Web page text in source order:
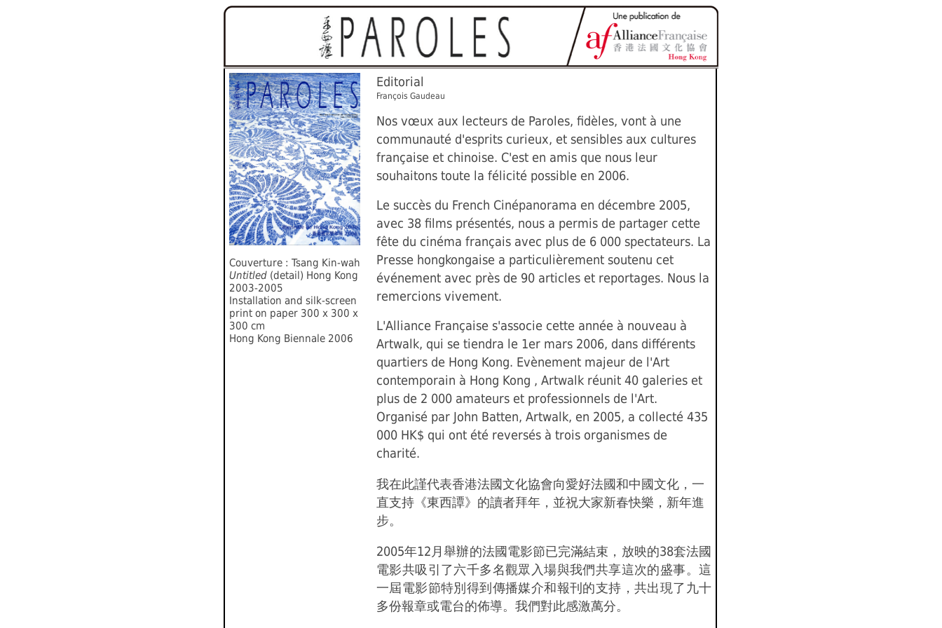
Couverture : Tsang Kin-wah
Untitled (detail) Hong Kong
2003-2005
Installation and silk-screen
print on paper 300 x 300 x
300 cm
Hong Kong Biennale 2006
Editorial
François Gaudeau
Nos vœux aux lecteurs de Paroles, fidèles, vont à une
communauté d'esprits curieux, et sensibles aux cultures
française et chinoise. C'est en amis que nous leur
souhaitons toute la félicité possible en 2006.
Le succès du French Cinépanorama en décembre 2005,
avec 38 films présentés, nous a permis de partager cette
fête du cinéma français avec plus de 6 000 spectateurs. La
Presse hongkongaise a particulièrement soutenu cet
événement avec près de 90 articles et reportages. Nous la
remercions vivement.
L'Alliance Française s'associe cette année à nouveau à
Artwalk, qui se tiendra le 1er mars 2006, dans différents
quartiers de Hong Kong. Evènement majeur de l'Art
contemporain à Hong Kong , Artwalk réunit 40 galeries et
plus de 2 000 amateurs et professionnels de l'Art.
Organisé par John Batten, Artwalk, en 2005, a collecté 435
000 HK$ qui ont été reversés à trois organismes de
charité.
我在此謹代表香港法國文化協會向愛好法國和中國文化，一
直支持《東西譚》的讀者拜年，並祝大家新春快樂，新年進
步。
2005年12月舉辦的法國電影節已完滿結束，放映的38套法國
電影共吸引了六千多名觀眾入場與我們共享這次的盛事。這
一屆電影節特別得到傳播媒介和報刊的支持，共出現了九十
多份報章或電台的佈導。我們對此感激萬分。